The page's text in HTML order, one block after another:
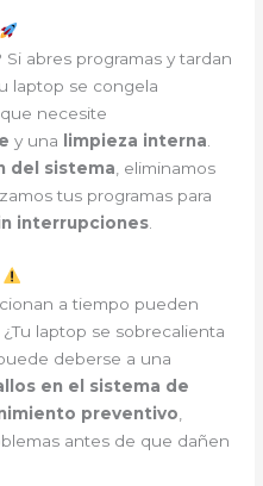
Si abres programas y tardan
laptop se congela
necesite
y una limpieza interna
del sistema , eliminamos
tus programas para
interrupciones
a tiempo pueden
. ¿Tu laptop se sobrecalienta
deberse a una
en el sistema de
preventivo
antes de que dañen